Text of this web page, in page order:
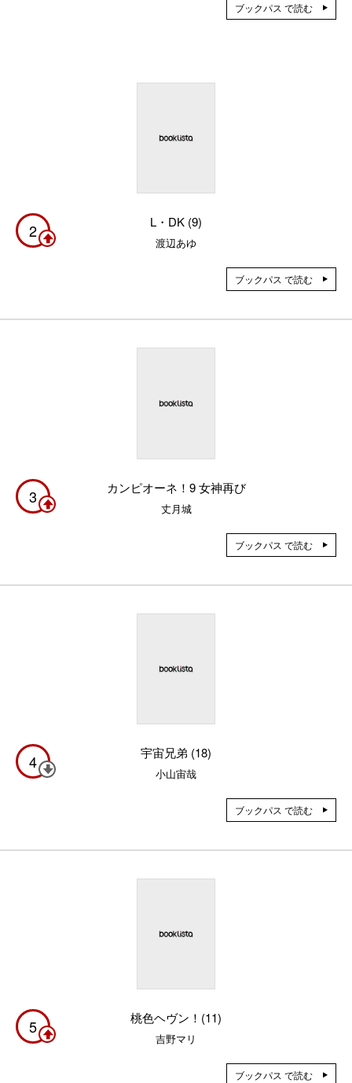
ブックパス で読む
2 L・DK (9)
渡辺あゆ
ブックパス で読む
3 カンピオーネ！9 女神再び
丈月城
ブックパス で読む
4 宇宙兄弟 (18)
小山宙哉
ブックパス で読む
5 桃色ヘヴン！(11)
吉野マリ
ブックパス で読む